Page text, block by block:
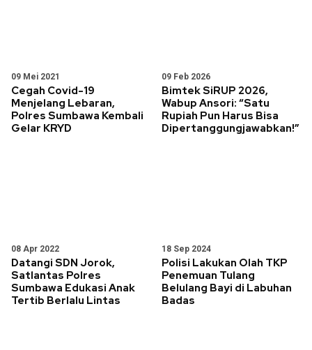
09 Mei 2021
Cegah Covid-19
Menjelang Lebaran,
Polres Sumbawa Kembali
Gelar KRYD
09 Feb 2026
Bimtek SiRUP 2026,
Wabup Ansori: “Satu
Rupiah Pun Harus Bisa
Dipertanggungjawabkan!”
08 Apr 2022
Datangi SDN Jorok,
Satlantas Polres
Sumbawa Edukasi Anak
Tertib Berlalu Lintas
18 Sep 2024
Polisi Lakukan Olah TKP
Penemuan Tulang
Belulang Bayi di Labuhan
Badas